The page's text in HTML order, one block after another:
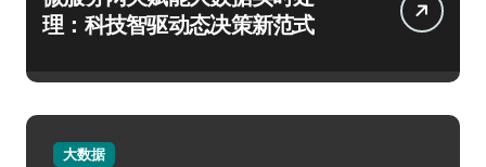
理：科技智驱动态决策新范式
大数据